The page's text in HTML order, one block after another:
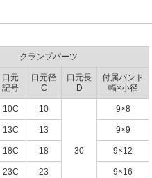
クランプパーツ
口元
記号
口元径
C
口元長
D
付属バンド
幅×小径
10C 10
30
9×8
13C 13 9×9
18C 18 9×12
23C 23 9×16